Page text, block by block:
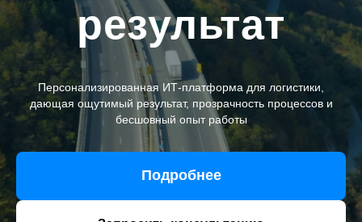
результат
Персонализированная ИТ‑платформа для логистики,
дающая ощутимый результат, прозрачность процессов и
бесшовный опыт работы
Подробнее